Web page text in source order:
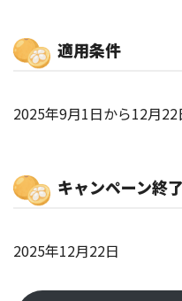
適用条件
2025年9月1日から12月
キャンペーン終
2025年12月22日